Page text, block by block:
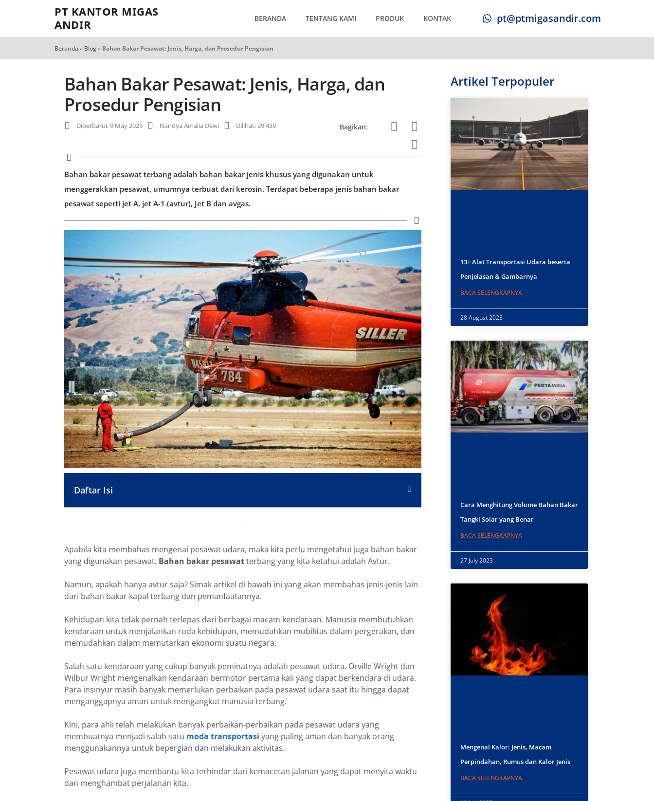
PT KANTOR MIGAS
ANDIR
BERANDA TENTANG KAMI PRODUK KONTAK pt@ptmigasandir.com
Beranda » Blog» Bahan Bakar Pesawat: Jenis, Harga, dan Prosedur Pengisian
Bahan Bakar Pesawat: Jenis, Harga, dan
Prosedur Pengisian
Diperbarui: 9 May 2025 Nandya Amalia Dewi Dilihat: 29,439 Bagikan:
Bahan bakar pesawat terbang adalah bahan bakar jenis khusus yang digunakan untuk
menggerakkan pesawat, umumnya terbuat dari kerosin. Terdapat beberapa jenis bahan bakar
pesawat seperti jet A, jet A-1 (avtur), Jet B dan avgas.
Daftar Isi
Apabila kita membahas mengenai pesawat udara, maka kita perlu mengetahui juga bahan bakar
yang digunakan pesawat. Bahan bakar pesawatterbang yang kita ketahui adalah Avtur.
Namun, apakah hanya avtur saja? Simak artikel di bawah ini yang akan membahas jenis-jenis lain
dari bahan bakar kapal terbang dan pemanfaatannya.
Kehidupan kita tidak pernah terlepas dari berbagai macam kendaraan. Manusia membutuhkan
kendaraan untuk menjalankan roda kehidupan, memudahkan mobilitas dalam pergerakan, dan
memudahkan dalam memutarkan ekonomi suatu negara.
Salah satu kendaraan yang cukup banyak peminatnya adalah pesawat udara. Orville Wright dan
Wilbur Wright mengenalkan kendaraan bermotor pertama kali yang dapat berkendara di udara.
Para insinyur masih banyak memerlukan perbaikan pada pesawat udara saat itu hingga dapat
menganggapnya aman untuk mengangkut manusia terbang.
Kini, para ahli telah melakukan banyak perbaikan-perbaikan pada pesawat udara yang
membuatnya menjadi salah satu moda transportasi yang paling aman dan banyak orang
menggunakannya untuk bepergian dan melakukan aktivitas.
Pesawat udara juga membantu kita terhindar dari kemacetan jalanan yang dapat menyita waktu
dan menghambat perjalanan kita.
Artikel Terpopuler
13+ Alat Transportasi Udara beserta
Penjelasan & Gambarnya
BACA SELENGKAPNYA
28 August 2023
Cara Menghitung Volume Bahan Bakar
Tangki Solar yang Benar
BACA SELENGKAPNYA
27 July 2023
Mengenal Kalor: Jenis, Macam
Perpindahan, Rumus dan Kalor Jenis
BACA SELENGKAPNYA